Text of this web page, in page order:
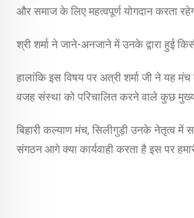
और समाज के लिए महत्वपूर्ण योगदान करता
श्री शर्मा ने जाने-अनजाने में उनके द्वारा हुई
हालांकि इस विषय पर अत्री शर्मा जी ने यह
वजह संस्था को परिचालित करने वाले कुछ
बिहारी कल्याण मंच, सिलीगुड़ी उनके नेतृत्व में
संगठन आगे क्या कार्यवाही करता है इस पर